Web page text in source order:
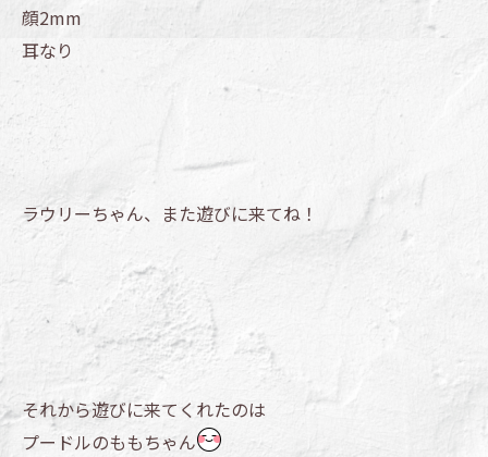
顔2mm
耳なり
ラウリーちゃん、また遊びに来てね！
それから遊びに来てくれたのは
プードルのももちゃん